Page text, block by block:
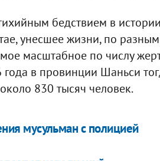
бедствием в
унесшее жизни, по
масштабное по числу
года в провинции Шаньси
830 тысяч человек.
мусульман с полицией